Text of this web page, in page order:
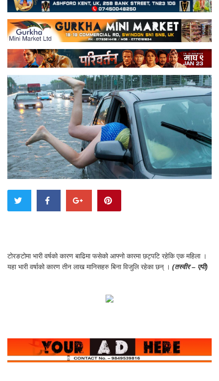
टोरङटोमा भारी वर्षको कारण बाढिमा फसेको आफ्नो कारमा छट्पटि रहेकि एक महिला ।
यहा भारी वर्षाको कारण तीन लाख मानिसहरु बिना विजुलि रहेका छन् । (तस्वीर – एपी)